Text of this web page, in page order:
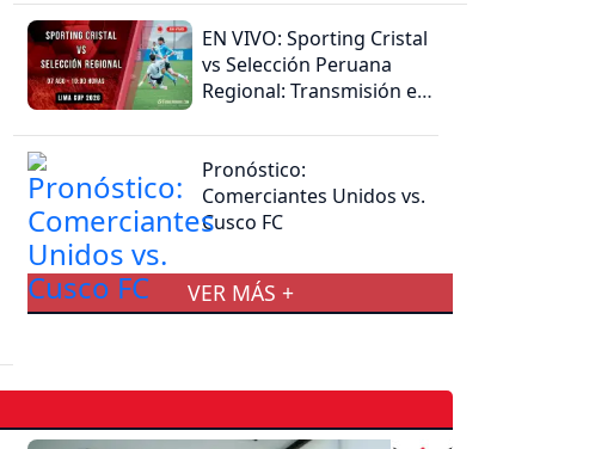
EN VIVO: Sporting Cristal
vs Selección Peruana
Regional: Transmisión en
Pronóstico:
Comerciantes Unidos vs.
Cusco FC
VER MÁS +